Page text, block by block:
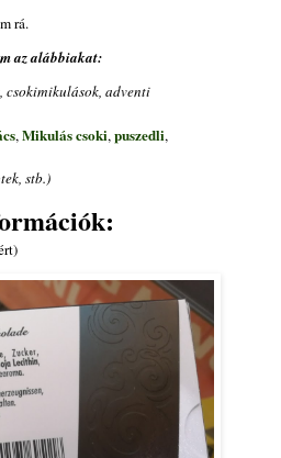
rá.
az alábbiakat:
csokimikulások, adventi
,Mikulás csoki,puszedli,
stb.)